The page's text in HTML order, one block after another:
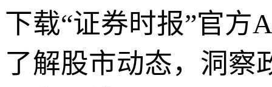
下载“证券时报”官方
了解股市动态，洞察